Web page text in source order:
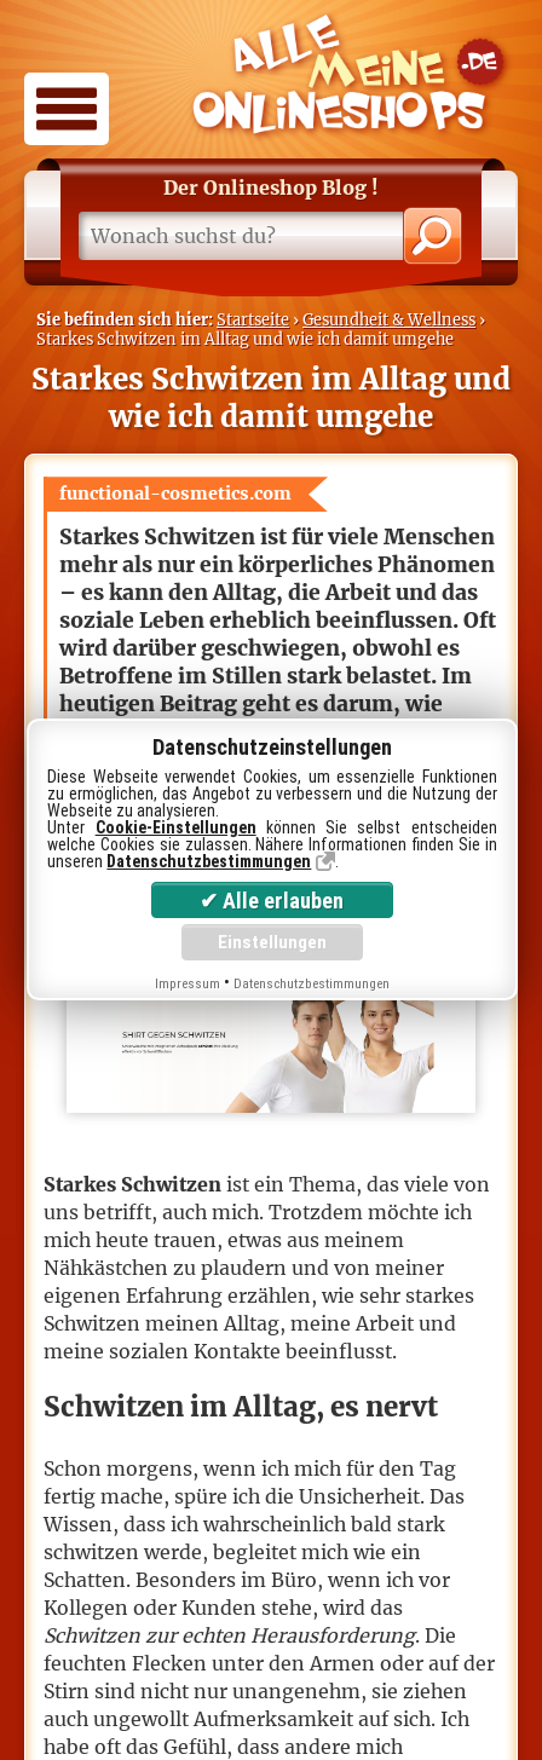
Der Onlineshop Blog !
Sie befinden sich hier:Startseite›Gesundheit & Wellness›
Starkes Schwitzen im Alltag und wie ich damit umgehe
Starkes Schwitzen im Alltag und
wie ich damit umgehe
functional-cosmetics.com
Starkes Schwitzen ist für viele Menschen
mehr als nur ein körperliches Phänomen
– es kann den Alltag, die Arbeit und das
soziale Leben erheblich beeinflussen. Oft
wird darüber geschwiegen, obwohl es
Betroffene im Stillen stark belastet. Im
heutigen Beitrag geht es darum, wie
starkes Schwitzen das Selbstbewusstsein
und den Umgang mit anderen Menschen
prägt und welche Hilfsmittel unser
heutiger Onlineshop auf Lager hat, um
mit diesem Problem besser umzugehen.
Starkes Schwitzen ist ein Thema, das viele von
uns betrifft, auch mich. Trotzdem möchte ich
mich heute trauen, etwas aus meinem
Nähkästchen zu plaudern und von meiner
eigenen Erfahrung erzählen, wie sehr starkes
Schwitzen meinen Alltag, meine Arbeit und
meine sozialen Kontakte beeinflusst.
Schwitzen im Alltag, es nervt
Schon morgens, wenn ich mich für den Tag
fertig mache, spüre ich die Unsicherheit. Das
Wissen, dass ich wahrscheinlich bald stark
schwitzen werde, begleitet mich wie ein
Schatten. Besonders im Büro, wenn ich vor
Kollegen oder Kunden stehe, wird das
Schwitzen zur echten Herausforderung. Die
feuchten Flecken unter den Armen oder auf der
Stirn sind nicht nur unangenehm, sie ziehen
auch ungewollt Aufmerksamkeit auf sich. Ich
habe oft das Gefühl, dass andere mich
Datenschutzeinstellungen
Diese Webseite verwendet Cookies, um essenzielle Funktionen
zu ermöglichen, das Angebot zu verbessern und die Nutzung der
Webseite zu analysieren.
Unter Cookie-Einstellungen können Sie selbst entscheiden
welche Cookies sie zulassen. Nähere Informationen finden Sie in
unseren Datenschutzbestimmungen
Impressum • Datenschutzbestimmungen